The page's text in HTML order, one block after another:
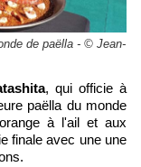
de paëlla - © Jean-
, qui officie à
paëlla du monde
à l'ail et aux
finale avec une une